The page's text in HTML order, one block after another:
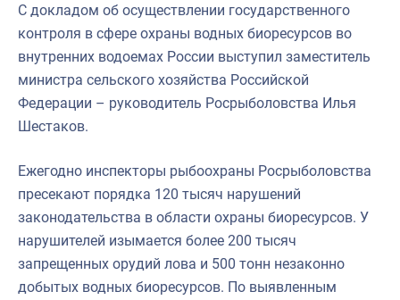
С докладом об осуществлении государственного
контроля в сфере охраны водных биоресурсов во
внутренних водоемах России выступил заместитель
министра сельского хозяйства Российской
Федерации – руководитель Росрыболовства Илья
Шестаков.
Ежегодно инспекторы рыбоохраны Росрыболовства
пресекают порядка 120 тысяч нарушений
законодательства в области охраны биоресурсов. У
нарушителей изымается более 200 тысяч
запрещенных орудий лова и 500 тонн незаконно
добытых водных биоресурсов. По выявленным